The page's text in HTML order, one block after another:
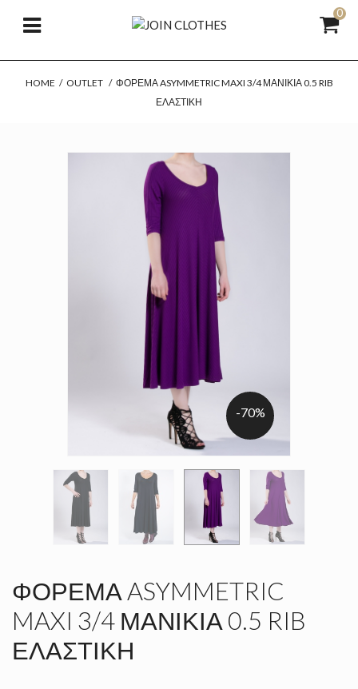
0
HOME / OUTLET / ΦΌΡΕΜΑ ASYMMETRIC MAXI 3/4 ΜΑΝΊΚΙΑ 0.5 RIB
ΕΛΑΣΤΙΚΉ
-70%
ΦΌΡΕΜΑ ASYMMETRIC
MAXI 3/4 ΜΑΝΊΚΙΑ 0.5 RIB
ΕΛΑΣΤΙΚΉ